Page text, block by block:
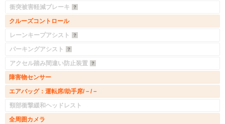
衝突被害軽減ブレーキ
クルーズコントロール
レーンキープアシスト
パーキングアシスト
アクセル踏み間違い防止装置
障害物センサー
エアバッグ：運転席/助手席/－/－
頸部衝撃緩和ヘッドレスト
全周囲カメラ